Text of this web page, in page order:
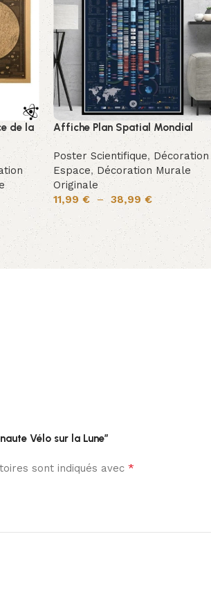
de la
Affiche Plan Spatial Mondial
Poster Scientifique, Décoration
Espace, Décoration Murale
Originale
11,99 € – 38,99€
Vélo sur la Lune”
sont indiqués avec *